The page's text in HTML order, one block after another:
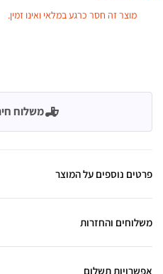
מוצר זה חסר כרגע במלאי ואינו זמין.
משלוח חינם
פרטים נוספים על המוצר
משלוחים והחזרות
אפשרויות תשלום